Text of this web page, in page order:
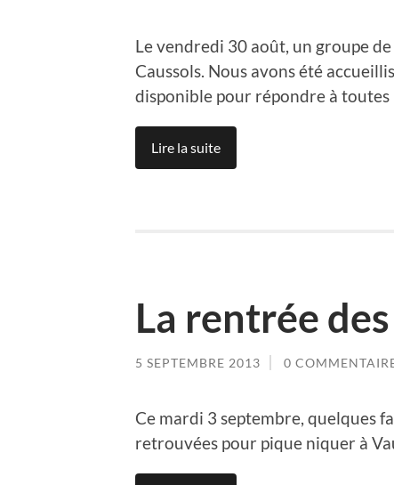
Le vendredi 30 août, un groupe
Caussols. Nous avons été
disponible pour répondre à toutes
Lire la suite
La rentrée
5 SEPTEMBRE 2013 0
Ce mardi 3 septembre, quelques
retrouvées pour pique niquer à